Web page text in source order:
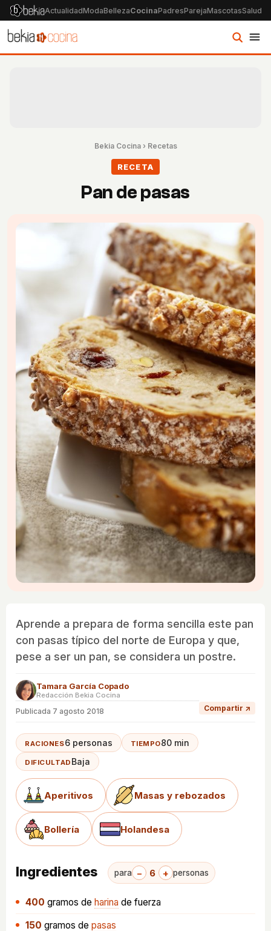
ActualidadModaBellezaCocinaPadresParejaMascotasSalud
Bekia Cocina› Recetas
RECETA
Pan de pasas
Aprende a prepara de forma sencilla este pan
con pasas típico del norte de Europa y que,
pese a ser un pan, se considera un postre.
Tamara García Copado
Redacción Bekia Cocina
Publicada 7 agosto 2018 Compartir ↗
RACIONES6 personas TIEMPO80 min
DIFICULTAD Baja
Aperitivos Masas y rebozados
Bollería Holandesa
Ingredientes para − 6 + personas
400 gramos de harina de fuerza
150 gramos de pasas